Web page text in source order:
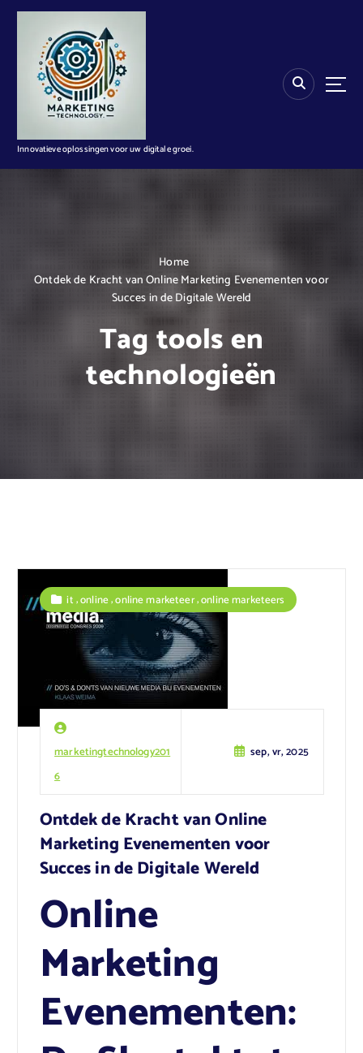
n
Innovatieve oplossingen voor uw digitale groei.
Home
Ontdek de Kracht van Online Marketing Evenementen voor
Succes in de Digitale Wereld
Tag tools en
technologieën
marketingtechnology201
6
sep, vr, 2025
it,online,online marketeer,online marketeers
Ontdek de Kracht van Online
Marketing Evenementen voor
Succes in de Digitale Wereld
Online
Marketing
Evenementen: